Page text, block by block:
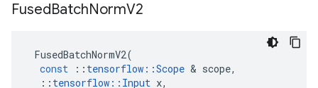
FusedBatchNormV2
FusedBatchNormV2(
const
:: tensorflow ::Scope & scope,
:: tensorflow :: Input x,